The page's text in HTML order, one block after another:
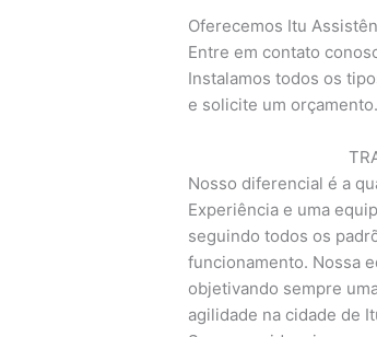
Oferecemos Itu
Entre em contato
Instalamos todos os
e solicite um
Nosso diferencial é a
Experiência e uma
seguindo todos os
funcionamento. Nossa
objetivando sempre
agilidade na cidade de